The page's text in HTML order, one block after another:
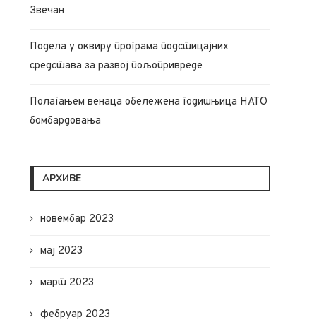
Звечан
Подела у оквиру програма подстицајних
средстава за развој пољопривреде
Полагањем венаца обележена годишњица НАТО
бомбардовања
АРХИВЕ
новембар 2023
мај 2023
март 2023
фебруар 2023